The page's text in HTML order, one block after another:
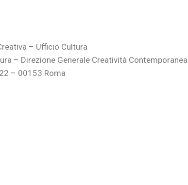
– Ufficio Cultura
– Direzione Generale Creatività Contemporanea
– 00153 Roma